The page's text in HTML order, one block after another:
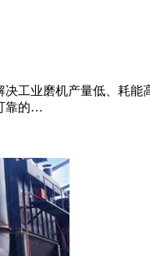
工业磨机产量低、耗
靠的…